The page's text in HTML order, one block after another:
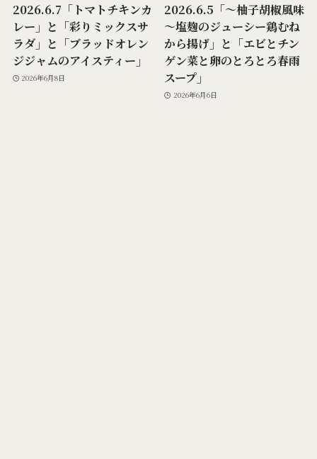
2026.6.7「トマトチキンカ
レー」と「彩りミックスサ
ラダ」と「ブラッドオレン
ジジャムのアイスティー」
2026年6月8日
2026.6.5「～柚子胡椒風味
～塩麹のジューシー鶏むね
から揚げ」と「エビとチン
ゲン菜と卵のとろとろ春雨
スープ」
2026年6月6日